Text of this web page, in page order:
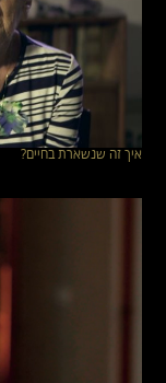
איך זה שנשארת בחיים?